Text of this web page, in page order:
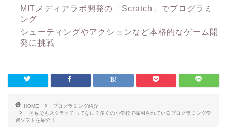
MITメディアラボ開発の「Scratch」でプログラミ
ング
シューティングやアクションなど本格的なゲーム開
発に挑戦
HOME
プログラミング紹介
そもそもスクラッチってなに？多くの小学校で採用されているプログラミング学
習ソフトを紹介！